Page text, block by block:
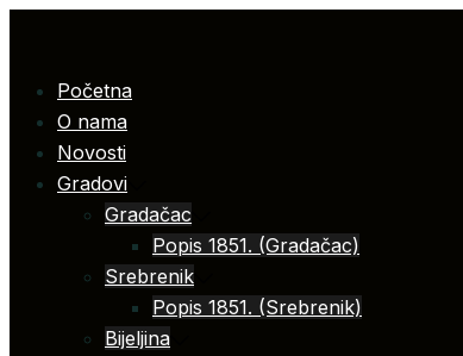
contentPočetna
O nama
Novosti
Gradovi
Gradačac
Popis 1851. (Gradačac)
Srebrenik
Popis 1851. (Srebrenik)
Bijeljina